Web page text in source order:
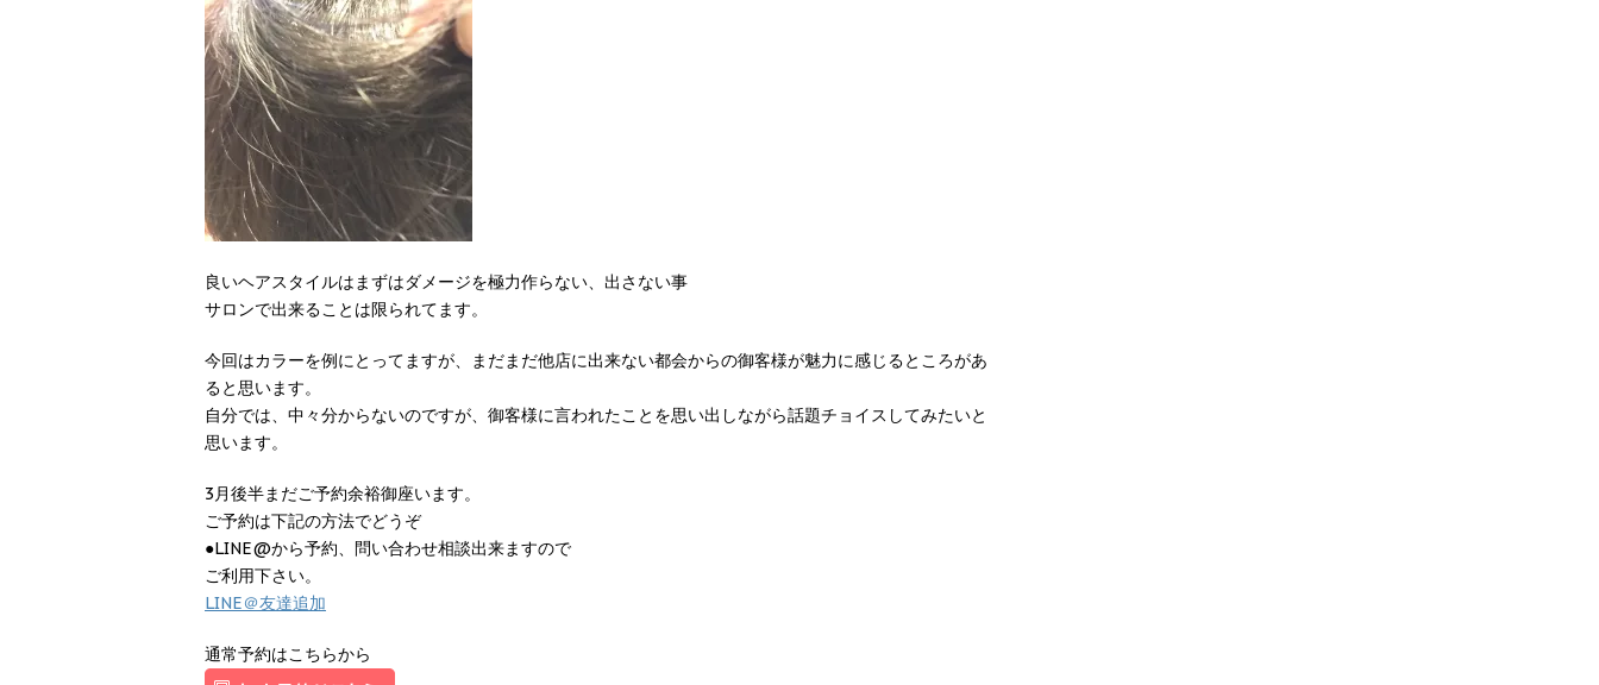
良いヘアスタイルはまずはダメージを極力作らない、出さない事
サロンで出来ることは限られてます。
今回はカラーを例にとってますが、まだまだ他店に出来ない都会からの御客様が魅力に感じるところがあ
ると思います。
自分では、中々分からないのですが、御客様に言われたことを思い出しながら話題チョイスしてみたいと
思います。
3月後半まだご予約余裕御座います。
ご予約は下記の方法でどうぞ
●LINE@から予約、問い合わせ相談出来ますので
ご利用下さい。
LINE＠友達追加
通常予約はこちらから